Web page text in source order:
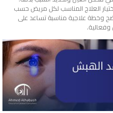
العلاج المناسب لكل مريض حسب
وخطة علاجية مناسبة تساعد على